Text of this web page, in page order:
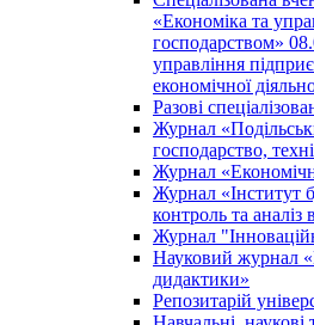
«Економіка та
господарством»
управління
економічної
Разові
Журнал
господарство,
Журнал
Журнал «Інститут
контроль та аналіз
Журнал
Науковий журнал
дидактики»
Репозитарій